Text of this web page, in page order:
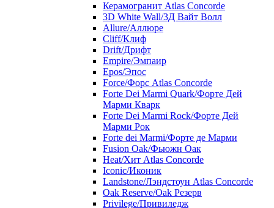
Керамогранит Atlas Concorde
3D White Wall/3Д Вайт Волл
Allure/Аллюрe
Cliff/Клиф
Drift/Дрифт
Empire/Эмпаир
Epos/Эпос
Force/Фoрс Atlas Concorde
Forte Dei Marmi Quark/Форте Дей
Марми Кварк
Forte Dei Marmi Rock/Форте Дей
Марми Рок
Forte dei Marmi/Форте де Марми
Fusion Oak/Фьюжн Оак
Heat/Xит Atlas Concorde
Iconic/Иконик
Landstone/Лэндстоун Atlas Concorde
Oak Reserve/Оak Резepв
Privilege/Привиледж